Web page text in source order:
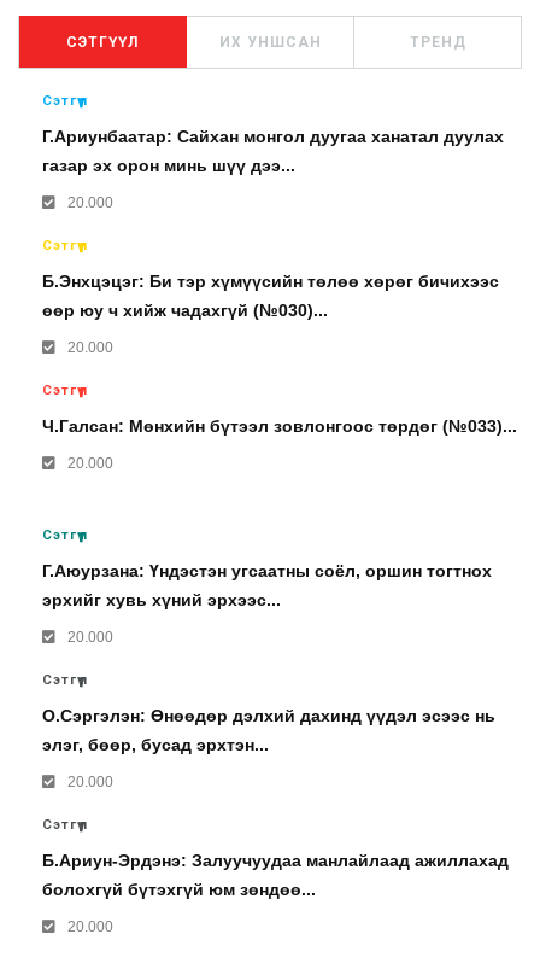
СЭТГҮҮЛ ИХ УНШСАН ТРЕНД
Сэтгүүл
Г.Ариунбаатар: Сайхан монгол дуугаа ханатал дуулах
газар эх орон минь шүү дээ...
20.000
Сэтгүүл
Б.Энхцэцэг: Би тэр хүмүүсийн төлөө хөрөг бичихээс
өөр юу ч хийж чадахгүй (№030)...
20.000
Сэтгүүл
Ч.Галсан: Мөнхийн бүтээл зовлонгоос төрдөг (№033)...
20.000
Сэтгүүл
Г.Аюурзана: Үндэстэн угсаатны соёл, оршин тогтнох
эрхийг хувь хүний эрхээс...
20.000
Сэтгүүл
О.Сэргэлэн: Өнөөдөр дэлхий дахинд үүдэл эсээс нь
элэг, бөөр, бусад эрхтэн...
20.000
Сэтгүүл
Б.Ариун-Эрдэнэ: Залуучуудаа манлайлаад ажиллахад
болохгүй бүтэхгүй юм зөндөө...
20.000